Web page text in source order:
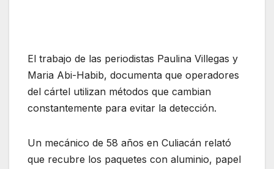
El trabajo de las periodistas Paulina Villegas y
Maria Abi-Habib, documenta que operadores
del cártel utilizan métodos que cambian
constantemente para evitar la detección.
Un mecánico de 58 años en Culiacán relató
que recubre los paquetes con aluminio, papel